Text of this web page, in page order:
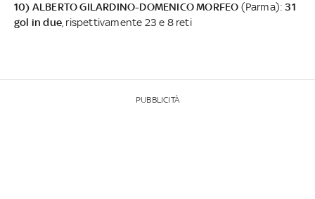
10) ALBERTO GILARDINO-DOMENICO MORFEO (Parma):31
gol in due , rispettivamente 23 e 8 reti
PUBBLICITÀ